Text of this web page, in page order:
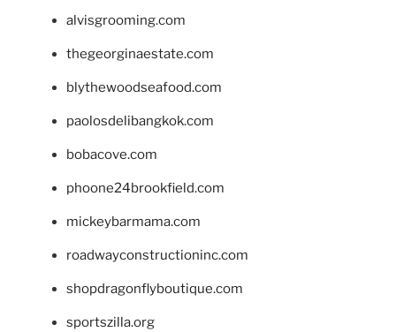
alvisgrooming.com
thegeorginaestate.com
blythewoodseafood.com
paolosdelibangkok.com
bobacove.com
phoone24brookfield.com
mickeybarmama.com
roadwayconstructioninc.com
shopdragonflyboutique.com
sportszilla.org